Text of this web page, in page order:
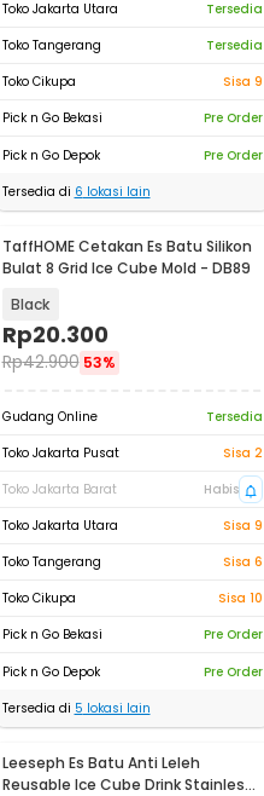
Toko Jakarta Utara
Tersedia
Toko Tangerang
Tersedia
Toko Cikupa
Sisa 9
Pick n Go Bekasi
Pre Order
Pick n Go Depok
Pre Order
Tersedia di 6 lokasi lain
TaffHOME Cetakan Es Batu Silikon
Bulat 8 Grid Ice Cube Mold - DB89
Black
Rp20.300
Rp42.900 53%
Gudang Online
Tersedia
Toko Jakarta Pusat
Sisa 2
Toko Jakarta Barat
Habis
Toko Jakarta Utara
Sisa 9
Toko Tangerang
Sisa 6
Toko Cikupa
Sisa 10
Pick n Go Bekasi
Pre Order
Pick n Go Depok
Pre Order
Tersedia di 5 lokasi lain
Leeseph Es Batu Anti Leleh
Reusable Ice Cube Drink Stainless